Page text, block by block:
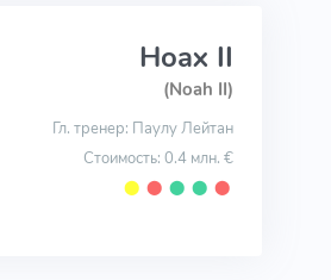
Ноах II
(Noah II)
Гл. тренер: Паулу Лейтан
Стоимость: 0.4 млн. €
⬤ ⬤ ⬤ ⬤ ⬤